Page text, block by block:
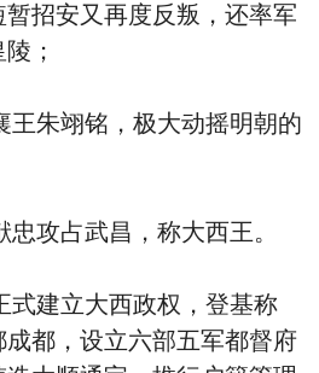
招安又再度反叛，还率军
；
朱翊铭，极大动摇明朝的
攻占武昌，称大西王。
建立大西政权，登基称
都，设立六部五军都督府